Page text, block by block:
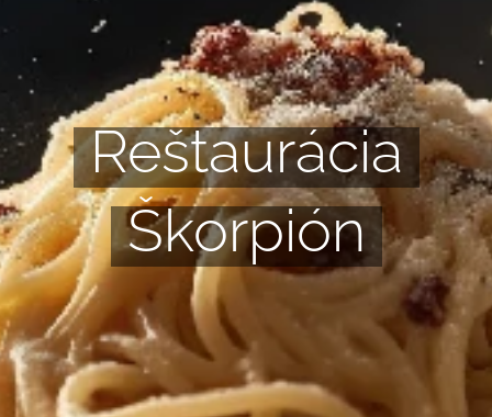
Reštaurácia
Škorpión